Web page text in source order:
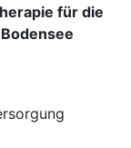
für die